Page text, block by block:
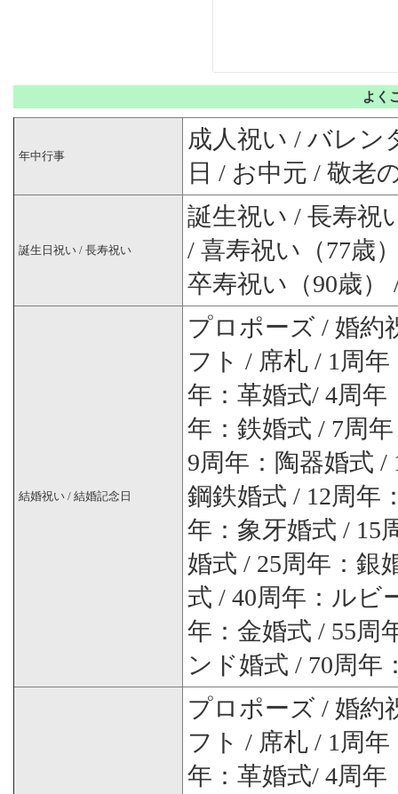
よく
年中行事
成人祝い / バレン
日 / お中元 / 敬老
誕生日祝い / 長寿祝い
誕生祝い / 長寿祝
/ 喜寿祝い（77歳
卒寿祝い（90歳）
結婚祝い / 結婚記念日
プロポーズ / 婚約
フト / 席札 / 1周
年：革婚式/ 4周年
年：鉄婚式 / 7周
9周年：陶器婚式 /
鋼鉄婚式 / 12周年
年：象牙婚式 / 15
婚式 / 25周年：銀
式 / 40周年：ルビ
年：金婚式 / 55周
ンド婚式 / 70周年
プロポーズ / 婚約
フト / 席札 / 1周
年：革婚式/ 4周年